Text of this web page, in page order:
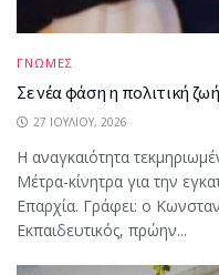
ΓΝΩΜΕΣ
Σε νέα φάση η πολιτική
27 ΙΟΥΛΊΟΥ, 2026
Η αναγκαιότητα
Μέτρα-κίνητρα για την
Επαρχία. Γράφει: ο
Εκπαιδευτικός, πρώην...